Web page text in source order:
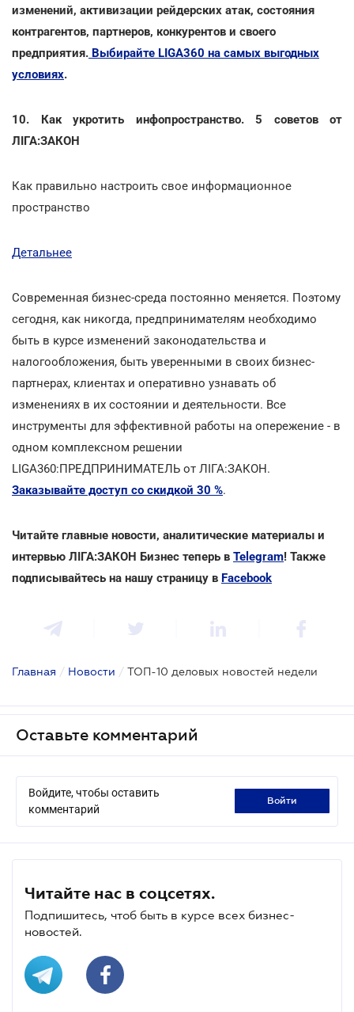
изменений, активизации рейдерских атак, состояния
контрагентов, партнеров, конкурентов и своего
предприятия. Выбирайте LIGA360 на самых выгодных
условиях.
10. Как укротить инфопространство. 5 советов от
ЛІГА:ЗАКОН
Как правильно настроить свое информационное
пространство
Детальнее
Современная бизнес-среда постоянно меняется. Поэтому
сегодня, как никогда, предпринимателям необходимо
быть в курсе изменений законодательства и
налогообложения, быть уверенными в своих бизнес-
партнерах, клиентах и оперативно узнавать об
изменениях в их состоянии и деятельности. Все
инструменты для эффективной работы на опережение - в
одном комплексном решении
LIGA360:ПРЕДПРИНИМАТЕЛЬ от ЛІГА:ЗАКОН.
Заказывайте доступ со скидкой 30 %.
Читайте главные новости, аналитические материалы и
интервью ЛІГА:ЗАКОН Бизнес теперь в Telegram! Также
подписывайтесь на нашу страницу в Facebook
Главная / Новости / ТОП-10 деловых новостей недели
Оставьте комментарий
Войдите, чтобы оставить
комментарий
войти
Читайте нас в соцсетях.
Подпишитесь, чтоб быть в курсе всех бизнес-
новостей.